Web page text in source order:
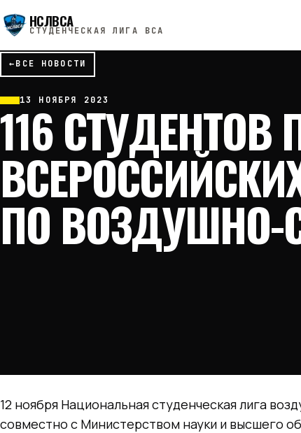
НСЛВСА
СТУДЕНЧЕСКАЯ ЛИГА ВСА
←ВСЕ НОВОСТИ
13 НОЯБРЯ 2023
116
ПО ВОЗДУШНО-
12 ноября Национальная студенческая лига
совместно с Министерством науки и высшего